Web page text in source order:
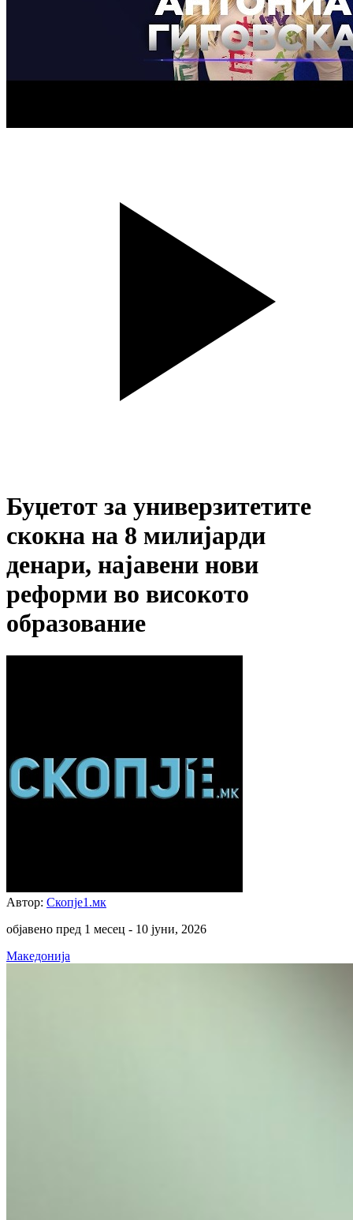
Буџетот за универзитетите
скокна на 8 милијарди
денари, најавени нови
реформи во високото
образование
Автор: Скопје1.мк
објавено пред 1 месец - 10 јуни, 2026
Македонија